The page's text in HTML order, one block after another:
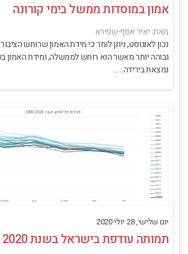
אמון במוסדות ממשל בימי קורונה
מאת: יאיר אסף-שפירא
נכון לאוגוסט, ניתן לומר כי מידת האמון שרוחש
גבוהה יותר מאשר הוא רוחש לממשלה, ומידת האמון
נמצאת בירידה. ...
יום שלישי, 28 יולי 2020
תמותה עודפת בישראל בשנת 2020 (או שלא)